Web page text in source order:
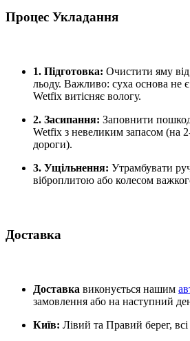
Процес Укладання
1. Підготовка: Очистити яму від
льоду. Важливо: суха основа не
Wetfix витісняє вологу.
2. Засипання: Заповнити
Wetfix з невеликим запасом (на
дороги).
3. Ущільнення: Утрамбувати
віброплитою або колесом
Доставка
Доставка виконується нашим
замовлення або на наступний
Київ: Лівий та Правий берег,